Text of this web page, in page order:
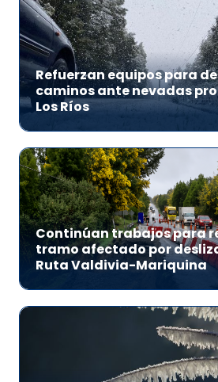
Refuerzan equipos para
caminos ante nevadas
Los Ríos
Continúan trabajos para
tramo afectado por
Ruta Valdivia-Mariquina